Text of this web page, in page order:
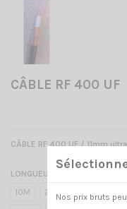
CÂBLE RF 400 UF
CÂBLE RF 400 UF / 11mm
LONGUEUR EN MÈTRE
10M
20M
Nos prix bruts